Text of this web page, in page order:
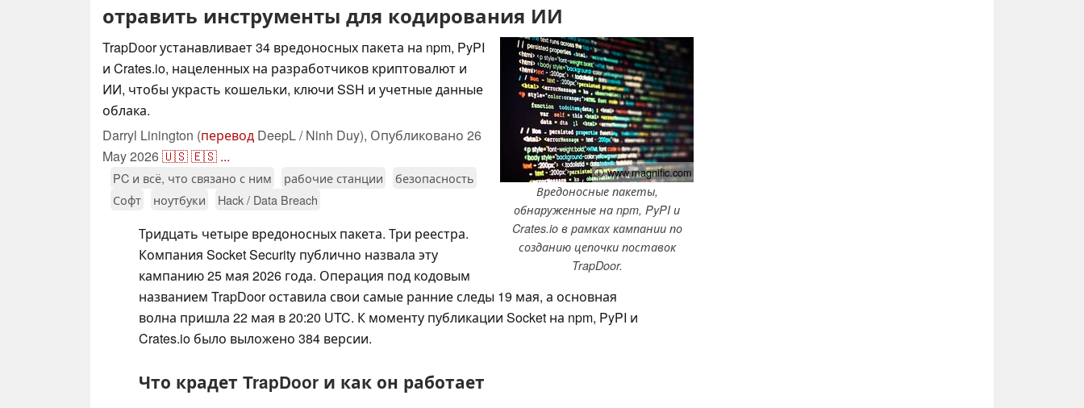
отравить инструменты для кодирования ИИ
ⓘ www.magnific.com
Вредоносные пакеты,
обнаруженные на npm, PyPI и
Crates.io в рамках кампании по
созданию цепочки поставок
TrapDoor.
TrapDoor устанавливает 34 вредоносных пакета на npm, PyPI
и Crates.io, нацеленных на разработчиков криптовалют и
ИИ, чтобы украсть кошельки, ключи SSH и учетные данные
облака.
Darryl Linington (перевод DeepL / Ninh Duy), Опубликовано 26
May 2026🇺🇸🇪🇸 ...
PC и всё, что связано с ним рабочие станции
безопасность
Софт
ноутбуки Hack / Data Breach
Тридцать четыре вредоносных пакета. Три реестра.
Компания Socket Security публично назвала эту
кампанию 25 мая 2026 года. Операция под кодовым
названием TrapDoor оставила свои самые ранние следы 19 мая, а основная
волна пришла 22 мая в 20:20 UTC. К моменту публикации Socket на npm, PyPI и
Crates.io было выложено 384 версии.
Что крадет TrapDoor и как он работает